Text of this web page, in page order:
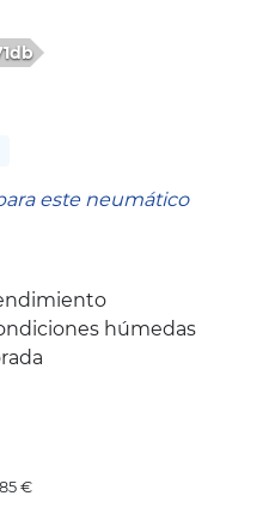
este neumático
húmedas
€